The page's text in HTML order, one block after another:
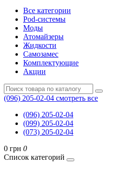
Все категории
Pod-системы
Моды
Атомайзеры
Жидкости
Самозамес
Комплектующие
Акции
(096) 205-02-04 смотреть все
(096) 205-02-04
(099) 205-02-04
(073) 205-02-04
0 грн 0
Список категорий